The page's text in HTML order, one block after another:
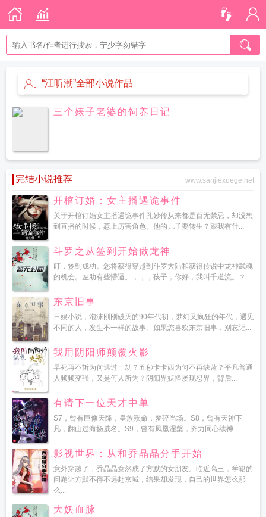
“江听潮”全部小说作品
三个婊子老婆的饲养日记
...
完结小说推荐 www.sanjiexuege.net
开棺订婚：女主播遇诡事件
关于开棺订婚女主播遇诡事件孔妙伶从来都是百无禁忌，却没想
到直播的时候，惹上厉害角色。他的儿子要转生？跟我有什...
斗罗之从签到开始做龙神
叮，签到成功。您将获得穿越到斗罗大陆和获得传说中龙神武魂
的机会。左助有些懵逼。，，，孩子，你好，我叫千道流。？...
东京旧事
日娱小说，泡沫刚刚破灭的90年代初，梦幻又疯狂的年代，遇见
不同的人，发生不一样的故事。如果您喜欢东京旧事，别忘记...
我用阴阳师颠覆火影
早死再不斩为何逃过一劫？五秒卡卡西为何不再缺蓝？平凡普通
人频频变强，又是何人所为？阴阳界妖怪屡现忍界，背后...
有请下一位天才中单
S7，曾有巨像天降，皇族殒命，梦碎当场。S8，曾有天神下
凡，翻山过海扬威名。S9，曾有凤凰涅槃，齐力同心续神...
影视世界：从和乔晶晶分手开始
意外穿越了，乔晶晶竟然成了方默的女朋友。临近高三，学籍的
问题让方默不得不远赴京城，结果却发现，自己的世界怎么那
么...
大妖血脉